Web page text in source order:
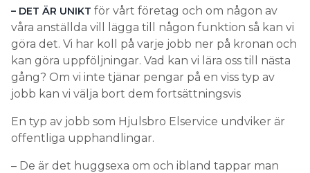
– DET ÄR UNIKT för vårt företag och om någon av
våra anställda vill lägga till någon funktion så kan vi
göra det. Vi har koll på varje jobb ner på kronan och
kan göra uppföljningar. Vad kan vi lära oss till nästa
gång? Om vi inte tjänar pengar på en viss typ av
jobb kan vi välja bort dem fortsättningsvis
En typ av jobb som Hjulsbro Elservice undviker är
offentliga upphandlingar.
– De är det huggsexa om och ibland tappar man